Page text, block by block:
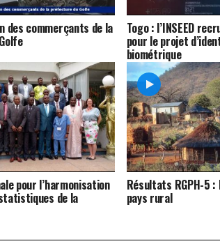
des commerçants de la Togo : l’INSEED
pour le projet
biométrique
pour l’harmonisation
de la
Résultats RGPH-5
pays rural